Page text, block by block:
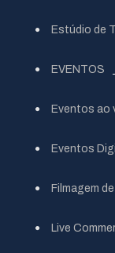
Estúdio de
EVENTOS
Eventos ao
Eventos
Filmagem
Live